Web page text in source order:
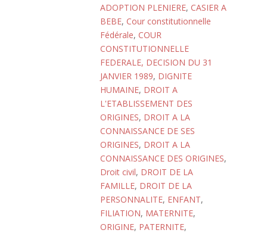
ADOPTION PLENIERE, CASIER A
BEBE, Cour constitutionnelle
Fédérale, COUR
CONSTITUTIONNELLE
FEDERALE, DECISION DU 31
JANVIER 1989, DIGNITE
HUMAINE, DROIT A
L'ETABLISSEMENT DES
ORIGINES, DROIT A LA
CONNAISSANCE DE SES
ORIGINES, DROIT A LA
CONNAISSANCE DES ORIGINES,
Droit civil, DROIT DE LA
FAMILLE, DROIT DE LA
PERSONNALITE, ENFANT,
FILIATION, MATERNITE,
ORIGINE, PATERNITE,